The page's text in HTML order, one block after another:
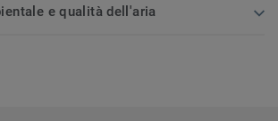
e qualità dell'aria